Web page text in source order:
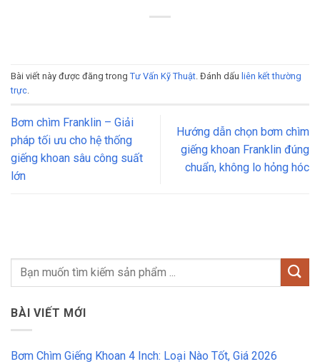
Bài viết này được đăng trong Tư Vấn Kỹ Thuật. Đánh dấu liên kết thường
trực.
Bơm chìm Franklin – Giải
pháp tối ưu cho hệ thống
giếng khoan sâu công suất
lớn
Hướng dẫn chọn bơm chìm
giếng khoan Franklin đúng
chuẩn, không lo hỏng hóc
BÀI VIẾT MỚI
Bơm Chìm Giếng Khoan 4 Inch: Loại Nào Tốt, Giá 2026